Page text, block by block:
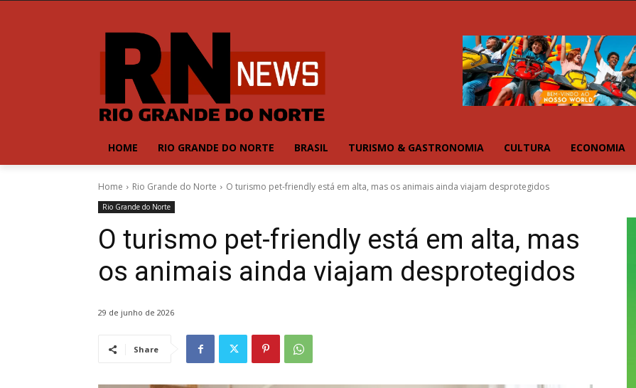
HOME RIO GRANDE DO NORTE BRASIL TURISMO & GASTRONOMIA CULTURA ECONOMIA
Home Rio Grande do Norte O turismo pet-friendly está em alta, mas os animais ainda viajam desprotegidos
Rio Grande do Norte
O turismo pet-friendly está em alta, mas
os animais ainda viajam desprotegidos
29 de junho de 2026
Share